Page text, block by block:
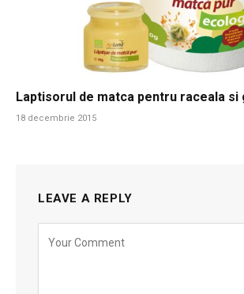
Laptisorul de matca pentru raceala si
18 decembrie 2015
LEAVE A REPLY